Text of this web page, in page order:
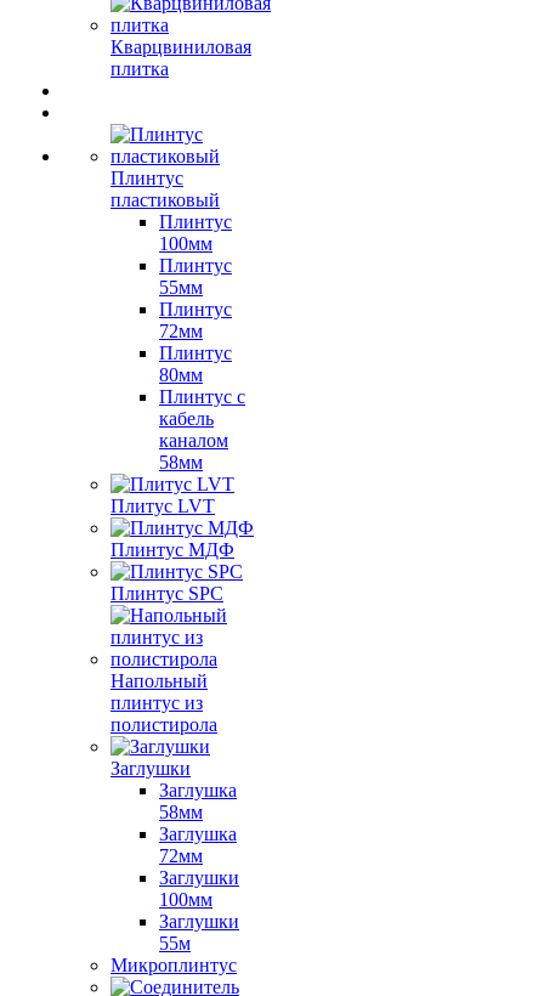
Кварцвиниловая
плитка
Плинтус
пластиковый
Плинтус
100мм
Плинтус
55мм
Плинтус
72мм
Плинтус
80мм
Плинтус с
кабель
каналом
58мм
Плитус LVT
Плинтус МДФ
Плинтус SPC
Напольный
плинтус из
полистирола
Заглушки
Заглушка
58мм
Заглушка
72мм
Заглушки
100мм
Заглушки
55м
Микроплинтус